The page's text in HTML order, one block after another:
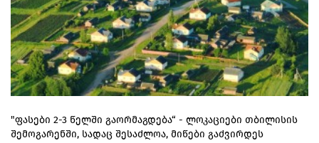
"ფასები 2-3 წელში გაორმაგდება“ - ლოკაციები თბილისის
შემოგარენში, სადაც შესაძლოა, მიწები გაძვირდეს